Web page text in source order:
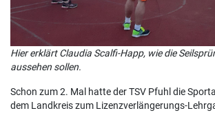
Hier erklärt Claudia Scalfi-Happ, wie die
aussehen sollen.
Schon zum 2. Mal hatte der TSV Pfuhl die
dem Landkreis zum Lizenzverlängerungs-